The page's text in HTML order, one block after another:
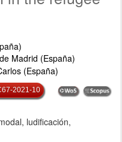
Madrid (España)
(España)
2021-10
ludificación,